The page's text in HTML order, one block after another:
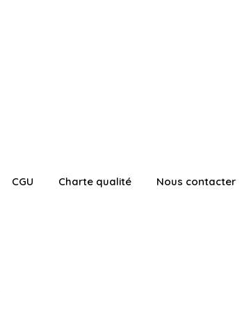
CGU Charte qualité Nous contacter